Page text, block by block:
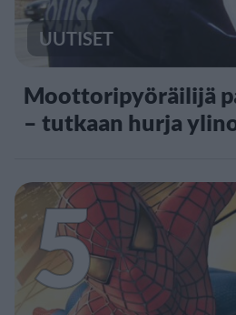
UUTISET
Moottoripyöräilijä
– tutkaan hurja
5